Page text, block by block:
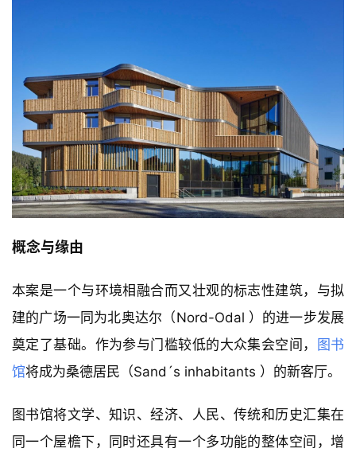
概念与缘由
本案是一个与环境相融合而又壮观的标志性建筑，与拟
建的广场一同为北奥达尔（Nord-Odal ）的进一步发展
奠定了基础。作为参与门槛较低的大众集会空间，
图书
馆将成为桑德居民（Sand´s inhabitants ）的新客厅。
图书馆将文学、知识、经济、人民、传统和历史汇集在
同一个屋檐下，同时还具有一个多功能的整体空间，增